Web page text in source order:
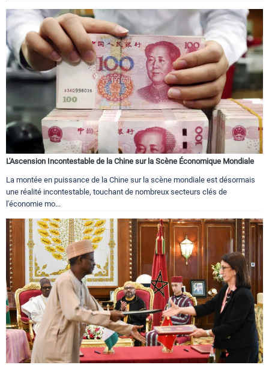
L'Ascension Incontestable de la Chine sur la Scène Économique Mondiale
La montée en puissance de la Chine sur la scène mondiale est désormais
une réalité incontestable, touchant de nombreux secteurs clés de
l'économie mo...